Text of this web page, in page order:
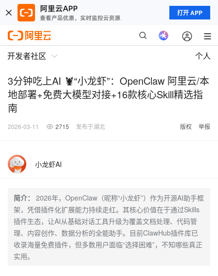
打开 APP
开发者社区 个人
3分钟吃上AI 🦞“小龙虾”：OpenClaw 阿里云/本
地部署+免费大模型对接+16款核心Skill精选指
南
2026-03-11 2715 发布于湖北 版权 举报
小龙虾AI
简介：
2026年，OpenClaw（昵称“小龙虾”）作为开源AI助手框
架，凭借插件化扩展能力持续走红。其核心价值在于通过Skills
插件生态，让AI从基础对话工具升级为覆盖文档处理、代码管
理、内容创作、数据分析的全能助手。目前ClawHub插件库已
收录海量免费插件，但多数用户面临“选择困难”，不知哪些真正
实用。